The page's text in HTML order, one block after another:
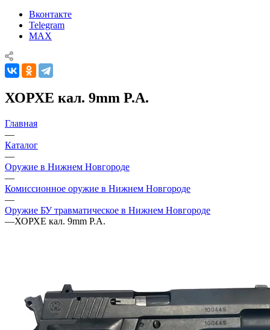
Вконтакте
Telegram
MAX
ХОРХЕ кал. 9mm P.A.
Главная
—
Каталог
—
Оружие в Нижнем Новгороде
—
Комиссионное оружие в Нижнем Новгороде
—
Оружие БУ травматическое в Нижнем Новгороде
—ХОРХЕ кал. 9mm P.A.